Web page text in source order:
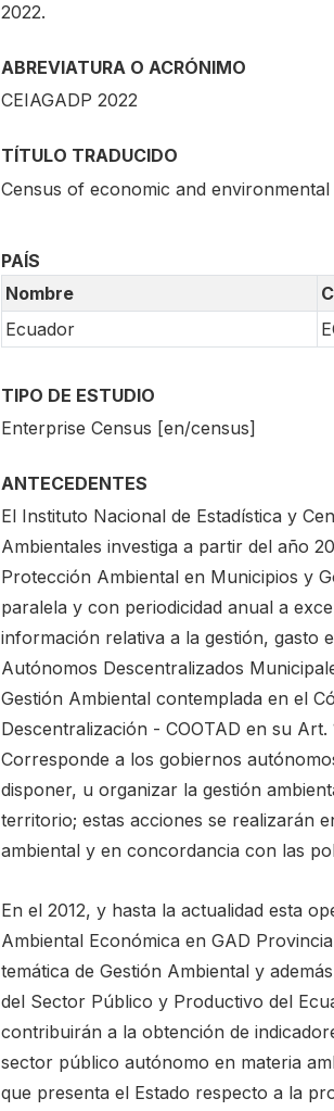
2022.
ABREVIATURA O ACRÓNIMO
CEIAGADP 2022
TÍTULO TRADUCIDO
Census of economic and
PAÍS
Nombre
Ecuador
TIPO DE ESTUDIO
Enterprise Census [en/census]
ANTECEDENTES
El Instituto Nacional de Estadística y
Ambientales investiga a partir del año
Protección Ambiental en Municipios y
paralela y con periodicidad anual a
información relativa a la gestión, gasto
Autónomos Descentralizados
Gestión Ambiental contemplada en el
Descentralización - COOTAD en su
Corresponde a los gobiernos
disponer, u organizar la gestión
territorio; estas acciones se realizarán
ambiental y en concordancia con las
En el 2012, y hasta la actualidad esta
Ambiental Económica en GAD
temática de Gestión Ambiental y
del Sector Público y Productivo del
contribuirán a la obtención de
sector público autónomo en materia
que presenta el Estado respecto a la